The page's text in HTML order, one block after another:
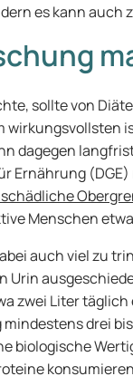
es kann
sollte von
wirkungsvollsten
dagegen
Ernährung
Menschen
auch viel zu
Urin
zwei Liter
drei
biologische